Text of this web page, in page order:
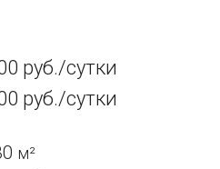
руб./сутки
руб./сутки
м²